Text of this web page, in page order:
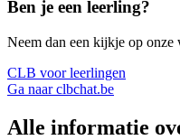
Ben je een leerling?
Neem dan een kijkje op onze
CLB voor leerlingen
Ga naar clbchat.be
Alle informatie